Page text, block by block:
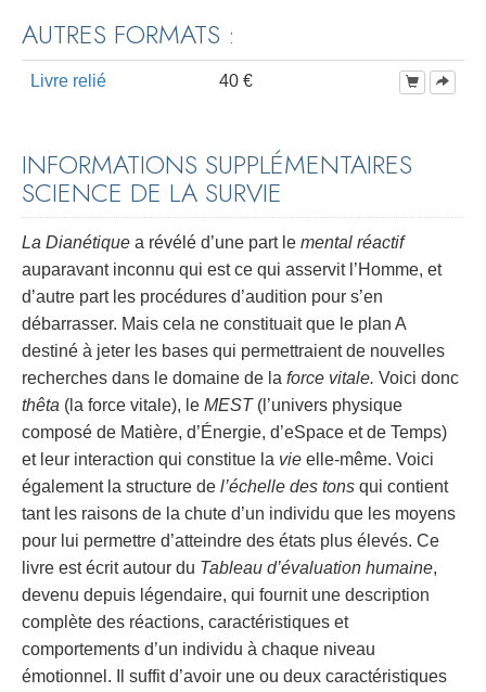
AUTRES FORMATS :
Livre relié 40 €
INFORMATIONS SUPPLÉMENTAIRES
SCIENCE DE LA SURVIE
La Dianétique a révélé d’une part le mental réactif
auparavant inconnu qui est ce qui asservit l’Homme, et
d’autre part les procédures d’audition pour s’en
débarrasser. Mais cela ne constituait que le plan A
destiné à jeter les bases qui permettraient de nouvelles
recherches dans le domaine de la force vitale. Voici donc
thêta (la force vitale), le MEST(l’univers physique
composé de Matière, d’Énergie, d’eSpace et de Temps)
et leur interaction qui constitue la vie elle-même. Voici
également la structure de l’échelle des tons qui contient
tant les raisons de la chute d’un individu que les moyens
pour lui permettre d’atteindre des états plus élevés. Ce
livre est écrit autour du Tableau d’évaluation humaine,
devenu depuis légendaire, qui fournit une description
complète des réactions, caractéristiques et
comportements d’un individu à chaque niveau
émotionnel. Il suffit d’avoir une ou deux caractéristiques